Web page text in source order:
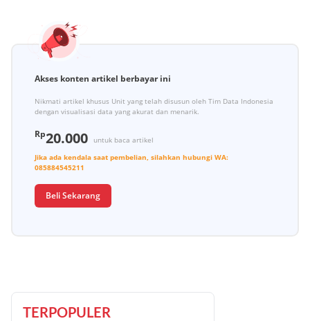
Akses konten artikel berbayar ini
Nikmati artikel khusus Unit yang telah disusun oleh Tim Data Indonesia
dengan visualisasi data yang akurat dan menarik.
Rp20.000
untuk baca artikel
Jika ada kendala saat pembelian, silahkan hubungi WA:
085884545211
Beli Sekarang
TERPOPULER